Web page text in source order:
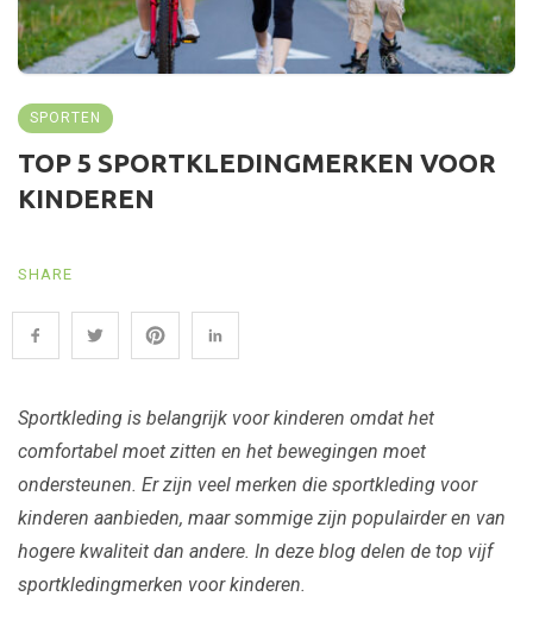
SPORTEN
TOP 5 SPORTKLEDINGMERKEN VOOR
KINDEREN
SHARE
Sportkleding is belangrijk voor kinderen omdat het
comfortabel moet zitten en het bewegingen moet
ondersteunen. Er zijn veel merken die sportkleding voor
kinderen aanbieden, maar sommige zijn populairder en van
hogere kwaliteit dan andere. In deze blog delen de top vijf
sportkledingmerken voor kinderen.